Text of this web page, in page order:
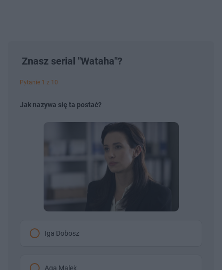
Znasz serial "Wataha"?
Pytanie 1 z 10
Jak nazywa się ta postać?
Iga Dobosz
Aga Malek